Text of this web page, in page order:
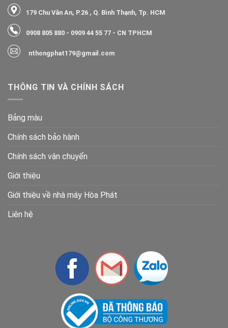
179 Chu Văn An, P.26 , Q. Bình Thạnh, Tp. HCM
0908 805 880 - 0909 44 55 77 - CN TPHCM
nthongphat179@gmail.com
THÔNG TIN VÀ CHÍNH SÁCH
Bảng màu
Chính sách bảo hành
Chính sách vận chuyển
Giới thiệu
Giới thiệu về nhà máy Hòa Phát
Liên hệ